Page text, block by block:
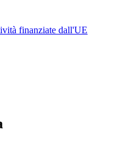
finanziate dall'UE